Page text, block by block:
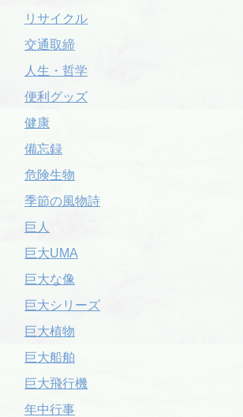
リサイクル
交通取締
人生・哲学
便利グッズ
健康
備忘録
危険生物
季節の風物詩
巨人
巨大UMA
巨大な像
巨大シリーズ
巨大植物
巨大船舶
巨大飛行機
年中行事